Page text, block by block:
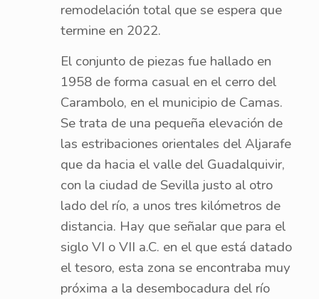
remodelación total que se espera que
termine en 2022.
El conjunto de piezas fue hallado en
1958 de forma casual en el cerro del
Carambolo, en el municipio de Camas.
Se trata de una pequeña elevación de
las estribaciones orientales del Aljarafe
que da hacia el valle del Guadalquivir,
con la ciudad de Sevilla justo al otro
lado del río, a unos tres kilómetros de
distancia. Hay que señalar que para el
siglo VI o VII a.C. en el que está datado
el tesoro, esta zona se encontraba muy
próxima a la desembocadura del río